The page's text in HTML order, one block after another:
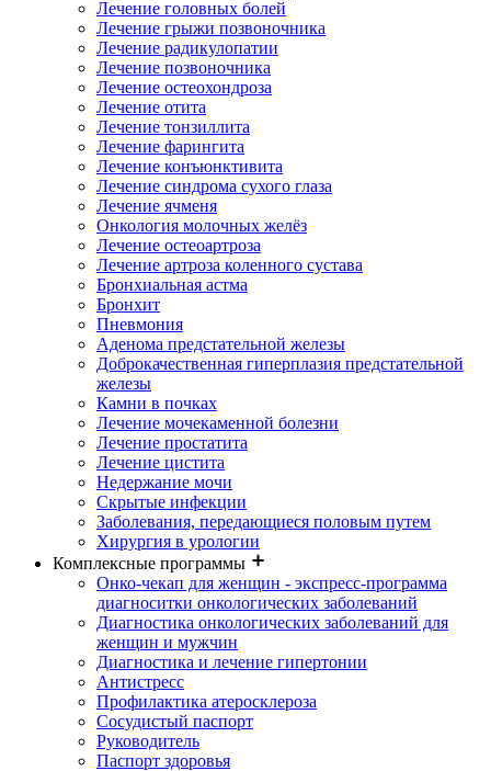
Лечение головных болей
Лечение грыжи позвоночника
Лечение радикулопатии
Лечение позвоночника
Лечение остеохондроза
Лечение отита
Лечение тонзиллита
Лечение фарингита
Лечение конъюнктивита
Лечение синдрома сухого глаза
Лечение ячменя
Онкология молочных желёз
Лечение остеоартроза
Лечение артроза коленного сустава
Бронхиальная астма
Бронхит
Пневмония
Аденома предстательной железы
Доброкачественная гиперплазия предстательной
железы
Камни в почках
Лечение мочекаменной болезни
Лечение простатита
Лечение цистита
Недержание мочи
Скрытые инфекции
Заболевания, передающиеся половым путем
Хирургия в урологии
Комплексные программы
Онко-чекап для женщин - экспресс-программа
диагноситки онкологических заболеваний
Диагностика онкологических заболеваний для
женщин и мужчин
Диагностика и лечение гипертонии
Антистресс
Профилактика атеросклероза
Сосудистый паспорт
Руководитель
Паспорт здоровья